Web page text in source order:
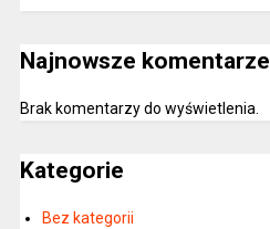
Najnowsze komentarze
Brak komentarzy do wyświetlenia.
Kategorie
Bez kategorii